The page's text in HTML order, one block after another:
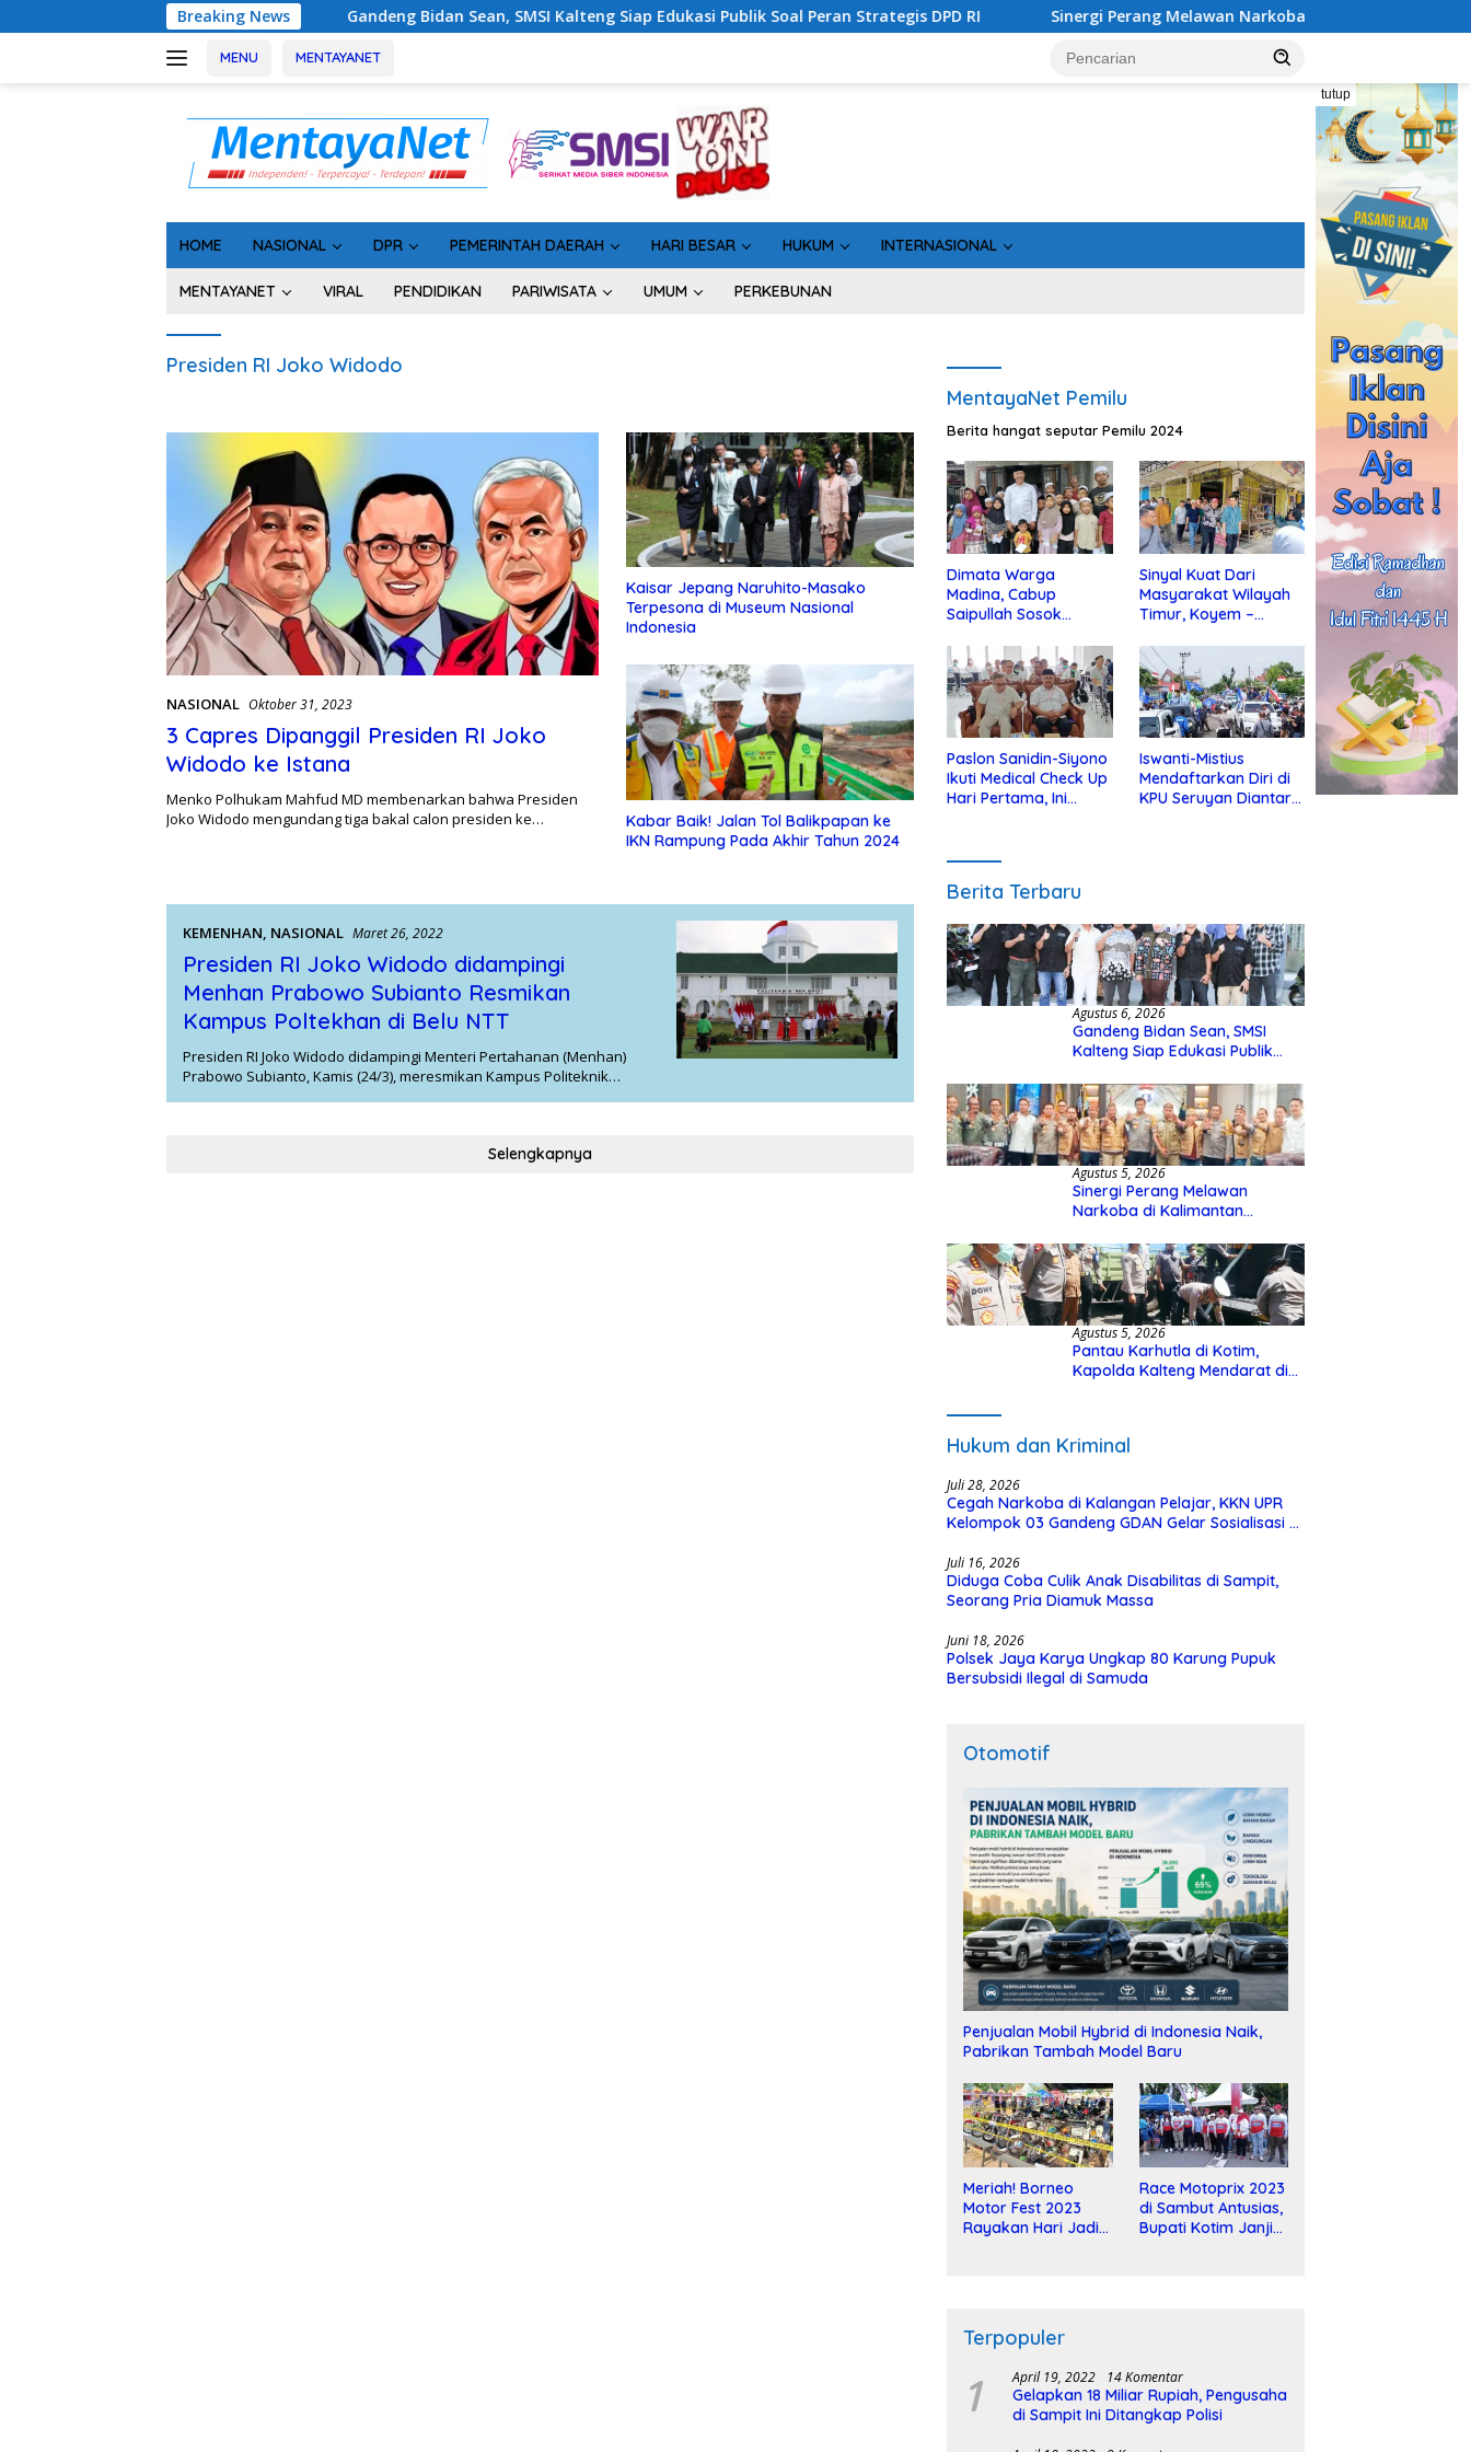
ke
Breaking News
Gandeng Bidan Sean, SMSI Kalteng Siap Edukasi Publik Soal Peran Strategis DPD RI Sinergi Perang Melawan Narkoba di Kalimantan Tengah, GDAN dan
MENU MENTAYANET
tutup
HOME NASIONAL DPR PEMERINTAH DAERAH HARI BESAR HUKUM INTERNASIONAL
MENTAYANET VIRAL PENDIDIKAN PARIWISATA UMUM PERKEBUNAN
Presiden RI Joko Widodo
NASIONAL Oktober 31, 2023
3 Capres Dipanggil Presiden RI Joko
Widodo ke Istana
Menko Polhukam Mahfud MD membenarkan bahwa Presiden
Joko Widodo mengundang tiga bakal calon presiden ke…
Kaisar Jepang Naruhito-Masako
Terpesona di Museum Nasional
Indonesia
Kabar Baik! Jalan Tol Balikpapan ke
IKN Rampung Pada Akhir Tahun 2024
KEMENHAN, NASIONAL Maret 26, 2022
Presiden RI Joko Widodo didampingi
Menhan Prabowo Subianto Resmikan
Kampus Poltekhan di Belu NTT
Presiden RI Joko Widodo didampingi Menteri Pertahanan (Menhan)
Prabowo Subianto, Kamis (24/3), meresmikan Kampus Politeknik…
Selengkapnya
MentayaNet Pemilu
Berita hangat seputar Pemilu 2024
Dimata Warga
Madina, Cabup
Saipullah Sosok
Anak Yatim
Sinyal Kuat Dari
Masyarakat Wilayah
Timur, Koyem –
di Kotim
Paslon Sanidin-Siyono
Ikuti Medical Check Up
Hari Pertama, Ini
Iswanti-Mistius
Mendaftarkan Diri di
KPU Seruyan Diantar
Berita Terbaru
Agustus 6, 2026
Gandeng Bidan Sean, SMSI
Kalteng Siap Edukasi Publik
Agustus 5, 2026
Sinergi Perang Melawan
Narkoba di Kalimantan
Kalteng Siapkan Deklarasi
Akbar
Agustus 5, 2026
Pantau Karhutla di Kotim,
Kapolda Kalteng Mendarat di
Hukum dan Kriminal
Juli 28, 2026
Cegah Narkoba di Kalangan Pelajar, KKN UPR
Kelompok 03 Gandeng GDAN Gelar Sosialisasi di
Juli 16, 2026
Diduga Coba Culik Anak Disabilitas di Sampit,
Seorang Pria Diamuk Massa
Juni 18, 2026
Polsek Jaya Karya Ungkap 80 Karung Pupuk
Bersubsidi Ilegal di Samuda
Otomotif
Penjualan Mobil Hybrid di Indonesia Naik,
Pabrikan Tambah Model Baru
Meriah! Borneo
Motor Fest 2023
Rayakan Hari Jadi
Race Motoprix 2023
di Sambut Antusias,
Bupati Kotim Janji
Terpopuler
1 April 19, 2022 14 Komentar
Gelapkan 18 Miliar Rupiah, Pengusaha
di Sampit Ini Ditangkap Polisi